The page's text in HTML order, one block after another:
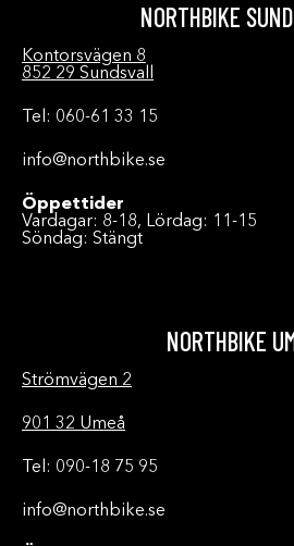
NORTHBIKE
Kontorsvägen 8
852 29 Sundsvall
Tel: 060-61 33 15
info@northbike.se
Öppettider
Vardagar: 8-18, Lördag: 11-15
Söndag: Stängt
NORTHBIKE
Strömvägen 2
901 32 Umeå
Tel: 090-18 75 95
info@northbike.se